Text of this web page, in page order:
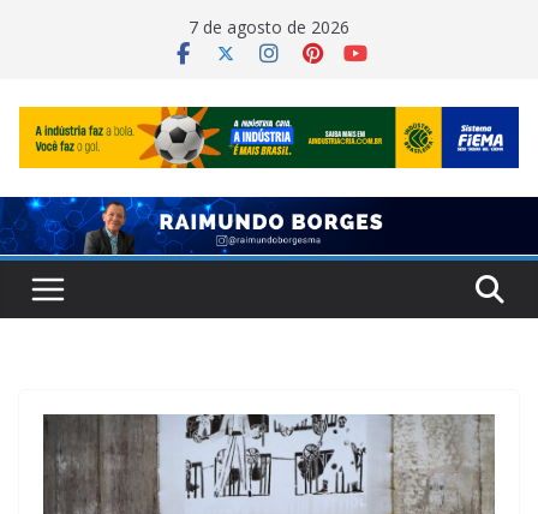
7 de agosto de 2026